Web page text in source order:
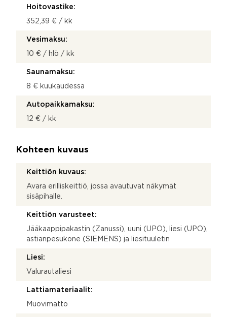
Hoitovastike:
352,39 € / kk
Vesimaksu:
10 € / hlö / kk
Saunamaksu:
8 € kuukaudessa
Autopaikkamaksu:
12 € / kk
Kohteen kuvaus
Keittiön kuvaus:
Avara erilliskeittiö, jossa avautuvat näkymät
sisäpihalle.
Keittiön varusteet:
Jääkaappipakastin (Zanussi), uuni (UPO), liesi (UPO),
astianpesukone (SIEMENS) ja liesituuletin
Liesi:
Valurautaliesi
Lattiamateriaalit:
Muovimatto